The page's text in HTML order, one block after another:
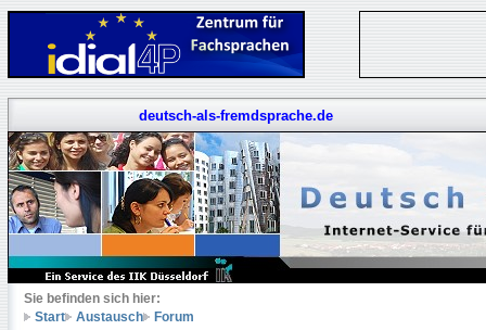
deutsch-als-fremdsprache.de
Sie befinden sich hier:
Start
Austausch Forum